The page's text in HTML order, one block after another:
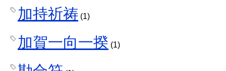
加持祈祷 (1)
加賀一向一揆 (1)